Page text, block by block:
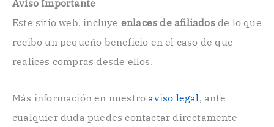
t
ó
n
o
.
Aviso Importante
Este sitio web, incluye enlaces de afiliadosde lo que
recibo un pequeño beneficio en el caso de que
realices compras desde ellos.
Más información en nuestroaviso legal , ante
cualquier duda puedes contactar directamente